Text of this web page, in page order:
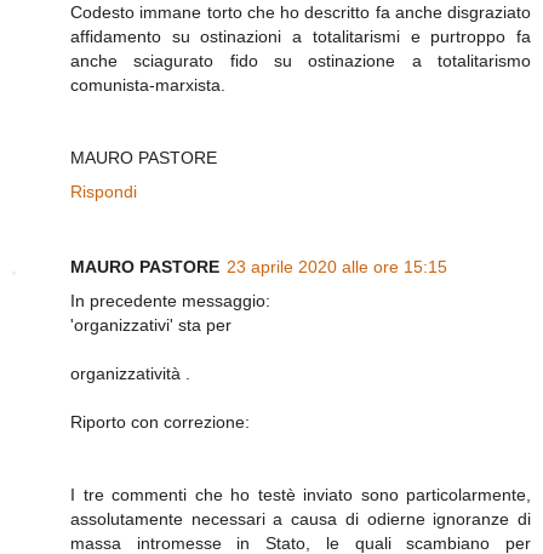
Codesto immane torto che ho descritto fa anche disgraziato
affidamento su ostinazioni a totalitarismi e purtroppo fa
anche sciagurato fido su ostinazione a totalitarismo
comunista-marxista.
MAURO PASTORE
Rispondi
MAURO PASTORE 23 aprile 2020 alle ore 15:15
In precedente messaggio:
'organizzativi' sta per
organizzatività .
Riporto con correzione:
I tre commenti che ho testè inviato sono particolarmente,
assolutamente necessari a causa di odierne ignoranze di
massa intromesse in Stato, le quali scambiano per